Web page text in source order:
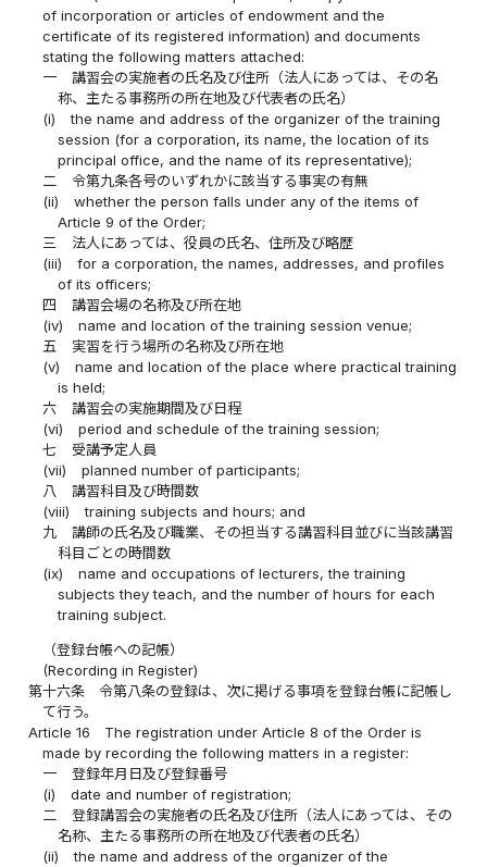
of incorporation or articles of endowment and the
certificate of its registered information) and documents
stating the following matters attached:
一
講習会の実施者の氏名及び住所（法人にあっては、その名
称、主たる事務所の所在地及び代表者の氏名）
(i)
the name and address of the organizer of the training
session (for a corporation, its name, the location of its
principal office, and the name of its representative);
二
令第九条各号のいずれかに該当する事実の有無
(ii)
whether the person falls under any of the items of
Article 9 of the Order;
三
法人にあっては、役員の氏名、住所及び略歴
(iii)
for a corporation, the names, addresses, and profiles
of its officers;
四
講習会場の名称及び所在地
(iv)
name and location of the training session venue;
五
実習を行う場所の名称及び所在地
(v)
name and location of the place where practical training
is held;
六
講習会の実施期間及び日程
(vi)
period and schedule of the training session;
七
受講予定人員
(vii)
planned number of participants;
八
講習科目及び時間数
(viii)
training subjects and hours; and
九
講師の氏名及び職業、その担当する講習科目並びに当該講習
科目ごとの時間数
(ix)
name and occupations of lecturers, the training
subjects they teach, and the number of hours for each
training subject.
（登録台帳への記帳）
(Recording in Register)
第十六条
令第八条の登録は、次に掲げる事項を登録台帳に記帳し
て行う。
Article 16
The registration under Article 8 of the Order is
made by recording the following matters in a register:
一
登録年月日及び登録番号
(i)
date and number of registration;
二
登録講習会の実施者の氏名及び住所（法人にあっては、その
名称、主たる事務所の所在地及び代表者の氏名）
(ii)
the name and address of the organizer of the